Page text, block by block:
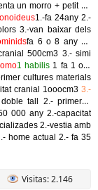
un morro + petit un
1.-fa 24any 2.-
3.-van baixar dels
fa 6 o 8 any 1.-
500cm3 3.- simi
1 habilis 1 fa 1 o 2
cultures materials
cranial 1ooocm3 3.-
tall 2.- primeres
000 any 2.-capacitat
2.-vestia amb
home actual 2.- fa 35
Visitas: 2.146